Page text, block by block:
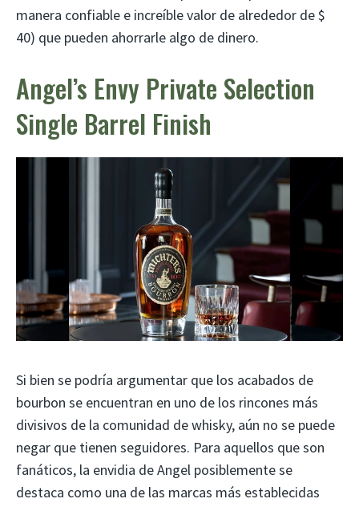
manera confiable e increíble valor de alrededor de $
40) que pueden ahorrarle algo de dinero.
Angel’s Envy Private Selection
Single Barrel Finish
Si bien se podría argumentar que los acabados de
bourbon se encuentran en uno de los rincones más
divisivos de la comunidad de whisky, aún no se puede
negar que tienen seguidores. Para aquellos que son
fanáticos, la envidia de Angel posiblemente se
destaca como una de las marcas más establecidas